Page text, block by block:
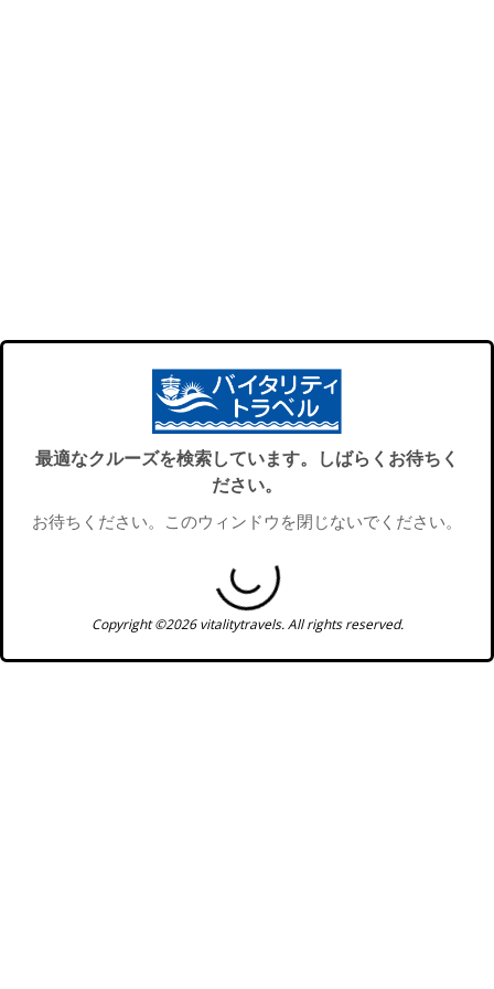
最適なクルーズを検索しています。しばらくお待ちく
ださい。
お待ちください。このウィンドウを閉じないでください。
Copyright ©2026 vitalitytravels. All rights reserved.